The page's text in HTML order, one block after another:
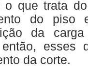
o que trata
do
da
esses
da corte.